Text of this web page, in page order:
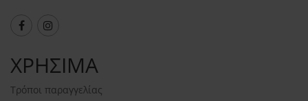
ΧΡΗΣΙΜΑ
Τρόποι παραγγελίας